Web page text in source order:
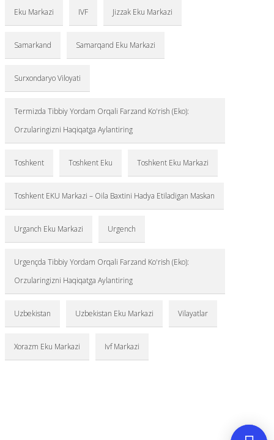
Eku Markazi IVF Jizzak Eku Markazi
Samarkand Samarqand Eku Markazi
Surxondaryo Viloyati
Termizda Tibbiy Yordam Orqali Farzand Ko'rish (Eko):
Orzularingizni Haqiqatga Aylantiring
Toshkent Toshkent Eku Toshkent Eku Markazi
Toshkent EKU Markazi – Oila Baxtini Hadya Etiladigan Maskan
Urganch Eku Markazi Urgench
Urgençda Tibbiy Yordam Orqali Farzand Ko'rish (Eko):
Orzularingizni Haqiqatga Aylantiring
Uzbekistan Uzbekistan Eku Markazi Vilayatlar
Xorazm Eku Markazi Ivf Markazi